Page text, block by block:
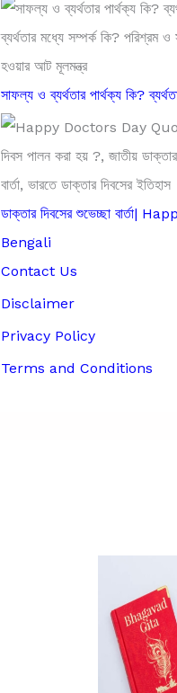
সাফল্য ও ব্যর্থতার পার্থক্য কি?
ডাক্তার দিবসের শুভেচ্ছা
Bengali
Contact Us
Disclaimer
Privacy Policy
Terms and Conditions